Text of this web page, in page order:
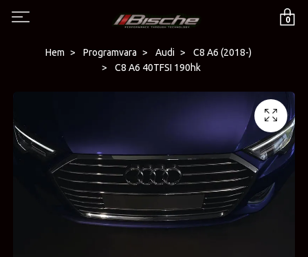
0
Hem Programvara Audi
C8 A6 (2018-)
C8 A6 40TFSI 190hk